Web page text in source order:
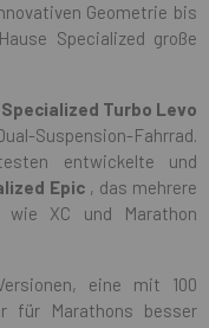
Geometrie bis
Specialized große
Specialized Turbo Levo
Suspension-Fahrrad.
entwickelte und
Epic , das mehrere
wie XC und Marathon
eine mit 100
für Marathons besser